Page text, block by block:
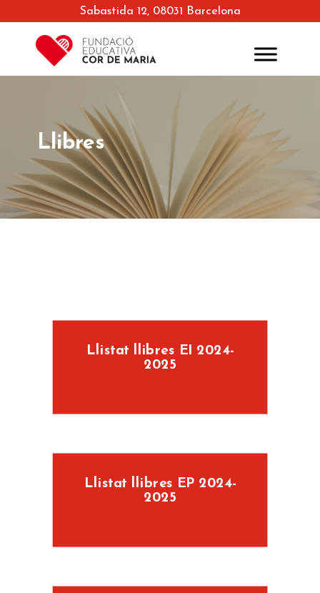
Sabastida 12, 08031 Barcelona
Llibres
Llistat llibres EI 2024-
2025
Llistat llibres EP 2024-
2025